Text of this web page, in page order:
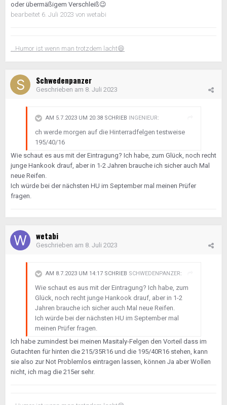
oder übermäßigem Verschleiß😉
bearbeitet 6. Juli 2023 von wetabi
...Humor ist wenn man trotzdem lacht😄
Schwedenpanzer
Geschrieben am 8. Juli 2023
AM 5.7.2023 UM 20:38 SCHRIEB INGENIEUR:
ch werde morgen auf die Hinterradfelgen testweise
195/40/16
Wie schaut es aus mit der Eintragung? Ich habe, zum Glück, noch recht
junge Hankook drauf, aber in 1-2 Jahren brauche ich sicher auch Mal
neue Reifen.
Ich würde bei der nächsten HU im September mal meinen Prüfer
fragen.
wetabi
Geschrieben am 8. Juli 2023
AM 8.7.2023 UM 14:17 SCHRIEB SCHWEDENPANZER:
Wie schaut es aus mit der Eintragung? Ich habe, zum
Glück, noch recht junge Hankook drauf, aber in 1-2
Jahren brauche ich sicher auch Mal neue Reifen.
Ich würde bei der nächsten HU im September mal
meinen Prüfer fragen.
Ich habe zumindest bei meinen Masitaly-Felgen den Vorteil dass im
Gutachten für hinten die 215/35R16 und die 195/40R16 stehen, kann
sie also zur Not Problemlos eintragen lassen, können Ja aber Wollen
nicht, ich mag die 215er sehr.